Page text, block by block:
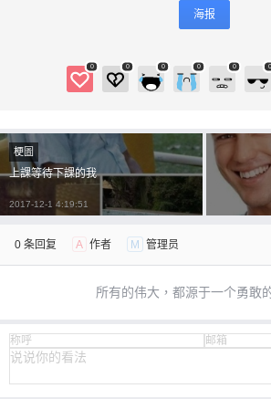
海报
0 0 0 0 0 0
梗圖
上課等待下課的我
2017-12-1 4:19:51
0 条回复 A 作者 M 管理员
所有的伟大，都源于一个勇敢